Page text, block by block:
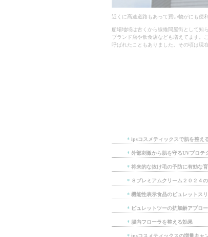
近くに高速道路もあって買い物がにも便
船場地域は古くから線維問屋街として知
ブランド店や飲食店なども増えてます。
呼ばれたこともありました。その頃は現
* ipsコスメティックスで肌を整え
* 外部刺激から肌を守るUVプロテ
* 将来的な抜け毛の予防に有効な
* ８プレミアムクリーム２０２４
* 機能性表示食品のピュレットス
* ピュレットツーの抗加齢アプロ
* 腸内フローラを整える効果
* ipsコスメティックスの増量キャ